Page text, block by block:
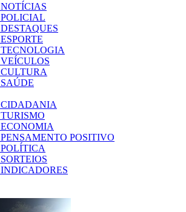
NOTÍCIAS
POLICIAL
DESTAQUES
ESPORTE
TECNOLOGIA
VEÍCULOS
CULTURA
SAÚDE
CIDADANIA
TURISMO
ECONOMIA
PENSAMENTO POSITIVO
POLÍTICA
SORTEIOS
INDICADORES